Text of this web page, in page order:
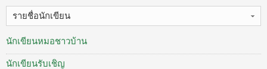
รายชื่อนักเขียน
นักเขียนหมอชาวบ้าน
นักเขียนรับเชิญ